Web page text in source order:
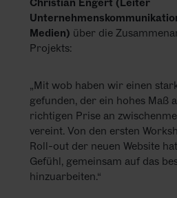
Medien) über die
Projekts:
„Mit wob haben wir einen
gefunden, der ein hohes Maß
richtigen Prise an
vereint. Von den ersten
Roll-out der neuen Website
Gefühl, gemeinsam auf das
hinzuarbeiten.“